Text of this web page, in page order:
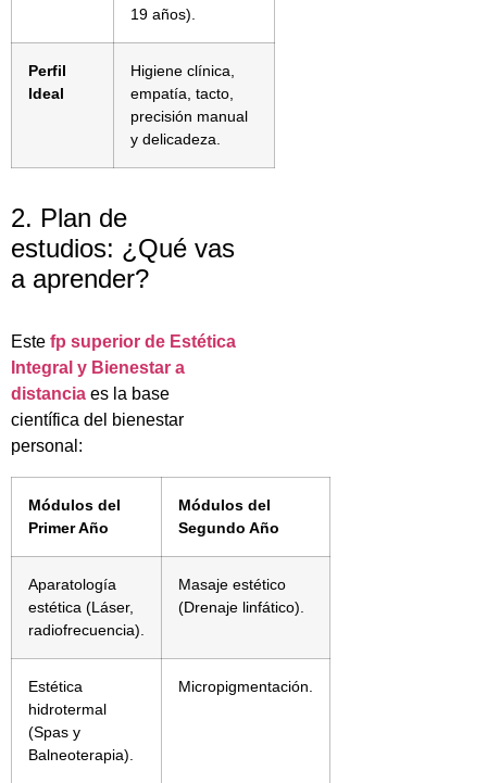
19 años).
Perfil
Ideal
Higiene clínica,
empatía, tacto,
precisión manual
y delicadeza.
2. Plan de
estudios: ¿Qué vas
a aprender?
Este fp superior de Estética
Integral y Bienestar a
distancia es la base
científica del bienestar
personal:
Módulos del
Primer Año
Módulos del
Segundo Año
Aparatología
estética (Láser,
radiofrecuencia).
Masaje estético
(Drenaje linfático).
Estética
hidrotermal
(Spas y
Balneoterapia).
Micropigmentación.